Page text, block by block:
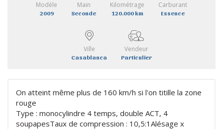
Modèle
2009
Main
Seconde
Kilométrage
120.000 km
Carburant
Essence
Ville
Casablanca
Vendeur
Particulier
On atteint même plus de 160 km/h si l'on titille la zone
rouge
Type : monocylindre 4 temps, double ACT, 4
soupapesTaux de compression : 10,5:1Alésage x